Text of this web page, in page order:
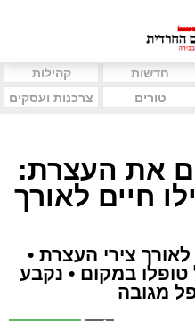
חדשות
קהילות
טורים צרכנות ועסקים
את העצרת:
חיים לאורך
צירי העצרת •
במקום • נקבע